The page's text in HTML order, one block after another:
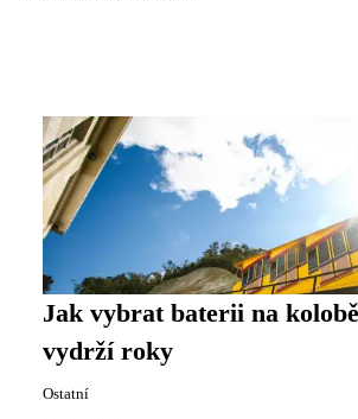
Jak vybrat baterii na
vydrží roky
Ostatní